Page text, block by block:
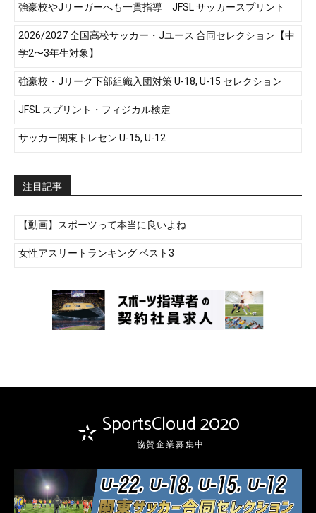
強豪校やJリーガーへも一貫指導 JFSL サッカースプリント
2026/2027 全国高校サッカー・Jユース 合同セレクション【中
学2〜3年生対象】
強豪校・Jリーグ下部組織入団対策 U-18, U-15 セレクション
JFSL スプリント・フィジカル検定
サッカー関東トレセン U-15, U-12
注目記事
【動画】スポーツって本当に良いよね
女性アスリートランキング ベスト3
SportsCloud 2020
協賛企業募集中